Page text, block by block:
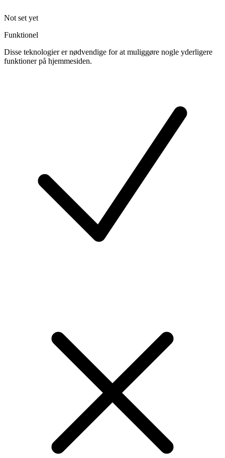
Not set yet
Funktionel
Disse teknologier er nødvendige for at muliggøre nogle yderligere
funktioner på hjemmesiden.